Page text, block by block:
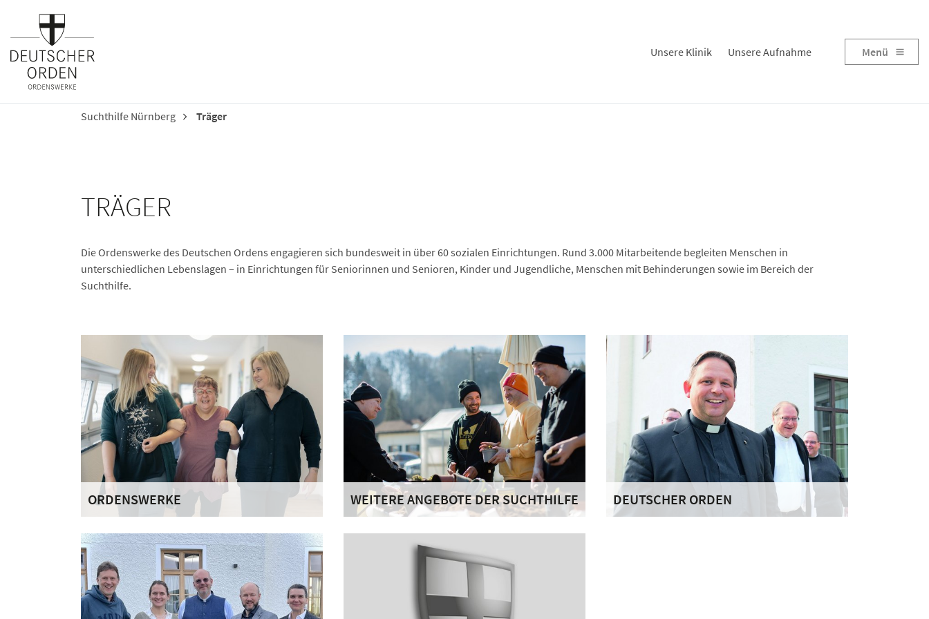
Unsere Klinik Unsere Aufnahme Menü
Suchthilfe Nürnberg Träger
TRÄGER
Die Ordenswerke des Deutschen Ordens engagieren sich bundesweit in über 60 sozialen Einrichtungen. Rund 3.000 Mitarbeitende begleiten Menschen in
unterschiedlichen Lebenslagen – in Einrichtungen für Seniorinnen und Senioren, Kinder und Jugendliche, Menschen mit Behinderungen sowie im Bereich der
Suchthilfe.
ORDENSWERKE WEITERE ANGEBOTE DER SUCHTHILFE DEUTSCHER ORDEN